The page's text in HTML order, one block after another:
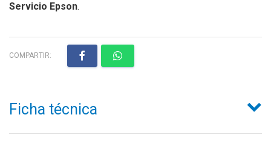
Servicio Epson.
COMPARTIR:
Ficha técnica